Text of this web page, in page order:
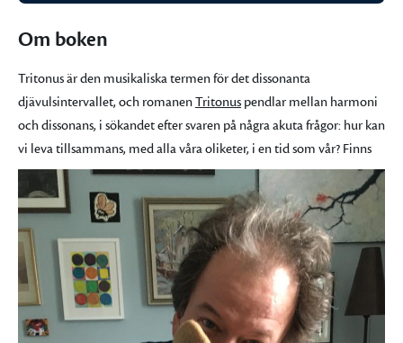
Om boken
Tritonus är den musikaliska termen för det dissonanta
djävulsintervallet, och romanenTritonus pendlar mellan harmoni
och dissonans, i sökandet efter svaren på några akuta frågor: hur kan
vi leva tillsammans, med alla våra oliketer, i en tid som vår? Finns